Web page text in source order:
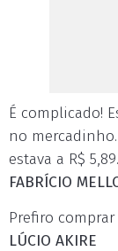
É complicado!
no
estava a R$ 5,89.
FABRÍCIO
Prefiro
LÚCIO AKIRE